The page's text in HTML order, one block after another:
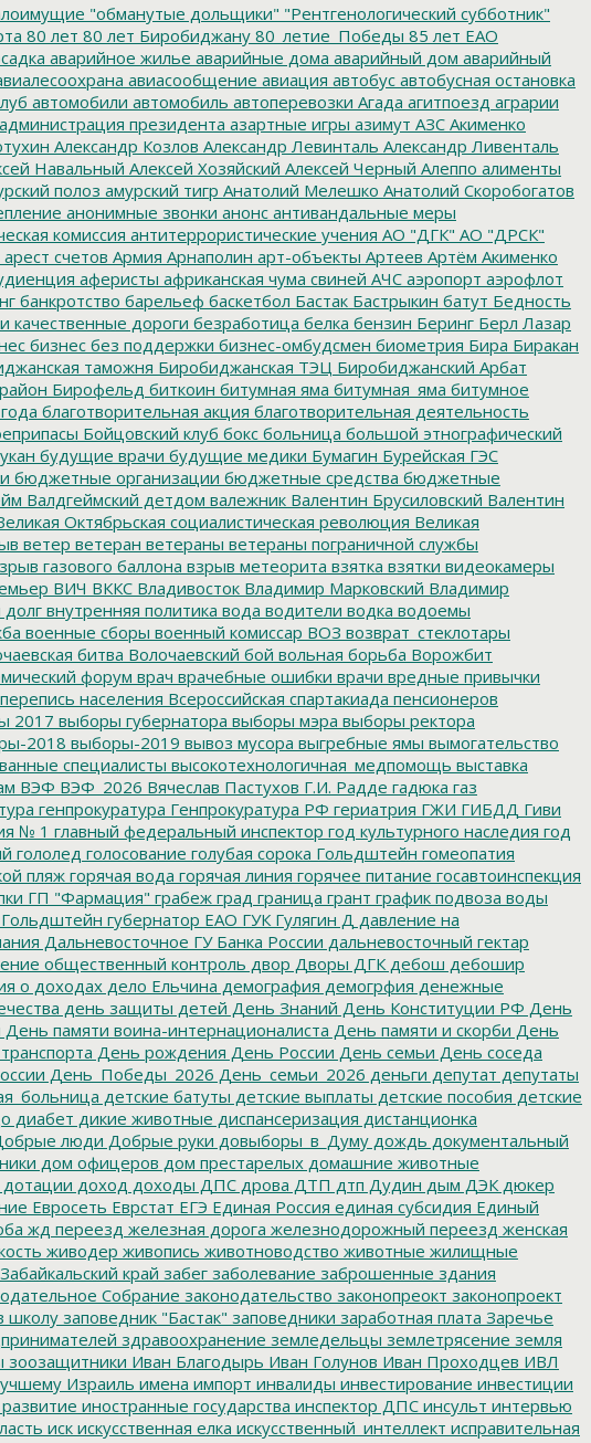
"обманутые дольщики" "Рентгенологический субботник"
80 лет 80 лет Биробиджану 80_летие_Победы 85 лет ЕАО
аварийное жилье аварийные дома аварийный дом аварийный
авиасообщение авиация автобус автобусная остановка
автомобили автомобиль автоперевозки Агада агитпоезд аграрии
администрация президента азартные игры азимут АЗС Акименко
Александр Козлов Александр Левинталь Александр Ливенталь
Навальный Алексей Хозяйский Алексей Черный Алеппо алименты
полоз амурский тигр Анатолий Мелешко Анатолий Скоробогатов
анонимные звонки анонс антивандальные меры
комиссия антитеррористические учения АО "ДГК" АО "ДРСК"
арест счетов Армия Арнаполин арт-объекты Артеев Артём Акименко
аферисты африканская чума свиней АЧС аэропорт аэрофлот
банкротство барельеф баскетбол Бастак Бастрыкин батут Бедность
качественные дороги безработица белка бензин Беринг Берл Лазар
бизнес без поддержки бизнес-омбудсмен биометрия Бира Биракан
таможня Биробиджанская ТЭЦ Биробиджанский Арбат
Бирофельд биткоин битумная яма битумная_яма битумное
благотворительная акция благотворительная деятельность
Бойцовский клуб бокс больница большой этнографический
будущие врачи будущие медики Бумагин Бурейская ГЭС
бюджетные организации бюджетные средства бюджетные
Валдгеймский детдом валежник Валентин Брусиловский Валентин
Октябрьская социалистическая революция Великая
ветер ветеран ветераны ветераны пограничной службы
газового баллона взрыв метеорита взятка взятки видеокамеры
ВИЧ ВККС Владивосток Владимир Марковский Владимир
внутренняя политика вода водители водка водоемы
военные сборы военный комиссар ВОЗ возврат_стеклотары
битва Волочаевский бой вольная борьба Ворожбит
форум врач врачебные ошибки врачи вредные привычки
населения Всероссийская спартакиада пенсионеров
2017 выборы губернатора выборы мэра выборы ректора
2018 выборы-2019 вывоз мусора выгребные ямы вымогательство
специалисты высокотехнологичная_медпомощь выставка
ВЭФ ВЭФ_2026 Вячеслав Пастухов Г.И. Радде гадюка газ
генпрокуратура Генпрокуратура РФ гериатрия ГЖИ ГИБДД Гиви
№ 1 главный федеральный инспектор год культурного наследия год
гололед голосование голубая сорока Гольдштейн гомеопатия
пляж горячая вода горячая линия горячее питание госавтоинспекция
ГП "Фармация" грабеж град граница грант график подвоза воды
губернатор ЕАО ГУК Гулягин Д давление на
Дальневосточное ГУ Банка России дальневосточный гектар
общественный контроль двор Дворы ДГК дебош дебошир
о доходах дело Ельчина демография демогрфия денежные
день защиты детей День Знаний День Конституции РФ День
День памяти воина-интернационалиста День памяти и скорби День
День рождения День России День семьи День соседа
День_Победы_2026 День_семьи_2026 деньги депутат депутаты
детские батуты детские выплаты детские пособия детские
диабет дикие животные диспансеризация дистанционка
люди Добрые руки довыборы_в_Думу дождь документальный
дом офицеров дом престарелых домашние животные
дотации доход доходы ДПС дрова ДТП дтп Дудин дым ДЭК дюкер
Евросеть Еврстат ЕГЭ Единая Россия единая субсидия Единый
жд переезд железная дорога железнодорожный переезд женская
живодер живопись животноводство животные жилищные
Забайкальский край забег заболевание заброшенные здания
Собрание законодательство законопреокт законопроект
школузаповедник "Бастак" заповедники заработная плата Заречье
здравоохранение земледельцы землетрясение земля
зоозащитники Иван Благодырь Иван Голунов Иван Проходцев ИВЛ
Израиль имена импорт инвалиды инвестирование инвестиции
иностранные государства инспектор ДПС инсульт интервью
иск искусственная елка искусственный_интеллект исправительная